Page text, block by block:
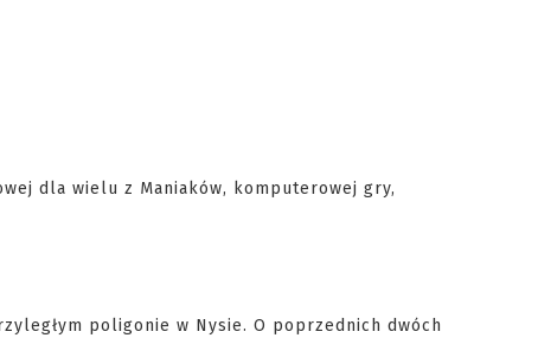
dla wielu z Maniaków, komputerowej gry,
poligonie w Nysie. O poprzednich dwóch